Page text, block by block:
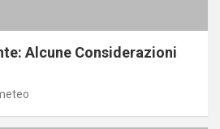
Alcune Considerazioni